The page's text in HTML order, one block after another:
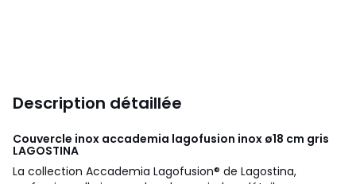
Description détaillée
Couvercle inox accademia lagofusion inox ø18 cm gris
LAGOSTINA
La collection Accademia Lagofusion® de Lagostina,